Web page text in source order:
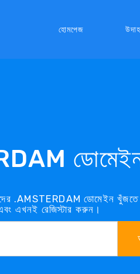
হোমপেজ
.AMSTERDAM ডোমেইন খুঁজতে
এখনই রেজিস্টার করুন।